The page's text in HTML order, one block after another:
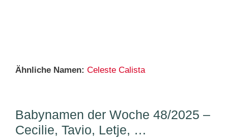
Ähnliche Namen: Celeste Calista
Babynamen der Woche 48/2025 –
Cecilie, Tavio, Letje, …